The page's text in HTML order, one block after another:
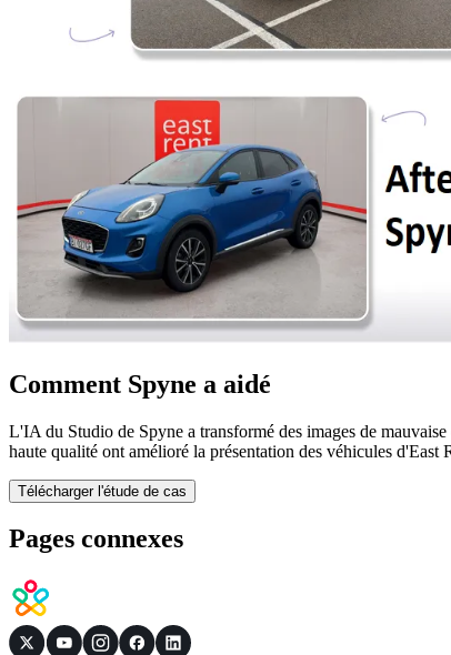
Comment Spyne a aidé
L'IA du Studio de Spyne a transformé des images de
haute qualité ont amélioré la présentation des véhicules
Télécharger l'étude de cas
Pages connexes